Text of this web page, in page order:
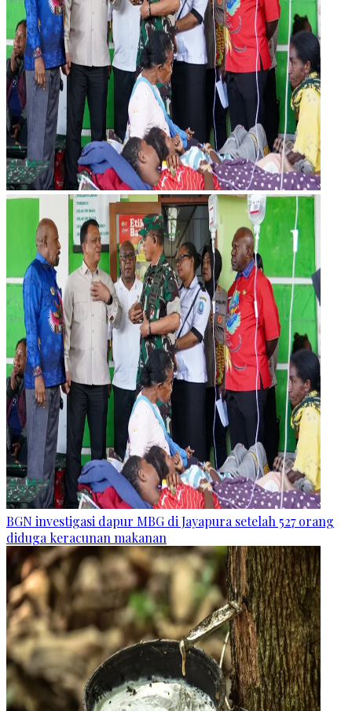
BGN investigasi dapur MBG di Jayapura setelah 527 orang
diduga keracunan makanan